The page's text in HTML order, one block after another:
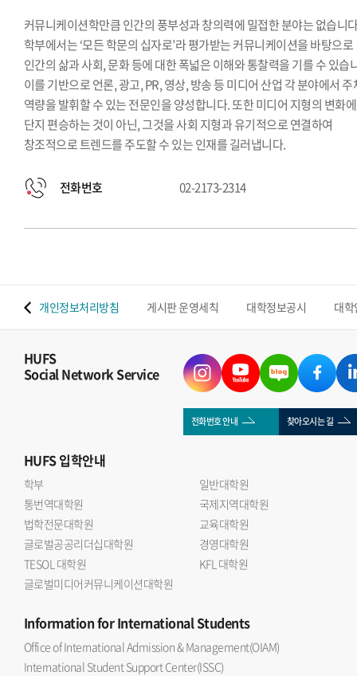
커뮤니케이션학만큼 인간의 풍부성과 창의력에 밀접한 분야는 없습니
학부에서는 ‘모든 학문의 십자로’라 평가받는 커뮤니케이션을 바탕으로
인간의 삶과 사회, 문화 등에 대한 폭넓은 이해와 통찰력을 기를 수 있습
이를 기반으로 언론, 광고, PR, 영상, 방송 등 미디어 산업 각 분야에서
역량을 발휘할 수 있는 전문인을 양성합니다. 또한 미디어 지형의 변화에
단지 편승하는 것이 아닌, 그것을 사회 지형과 유기적으로 연결하여
창조적으로 트렌드를 주도할 수 있는 인재를 길러냅니다.
전화번호 02-2173-2314
개인정보처리방침 게시판 운영세칙 대학정보공시 대
HUFS
Social Network Service
전화번호 안내 찾아오시는 길
HUFS입학안내
학부
일반대학원
통번역대학원
국제지역대학원
법학전문대학원
교육대학원
글로벌공공리더십대학원
경영대학원
TESOL 대학원
KFL 대학원
글로벌미디어커뮤니케이션대학원
Informationfor International Students
Office of International Admission & Management(OIAM)
International Student Support Center(ISSC)